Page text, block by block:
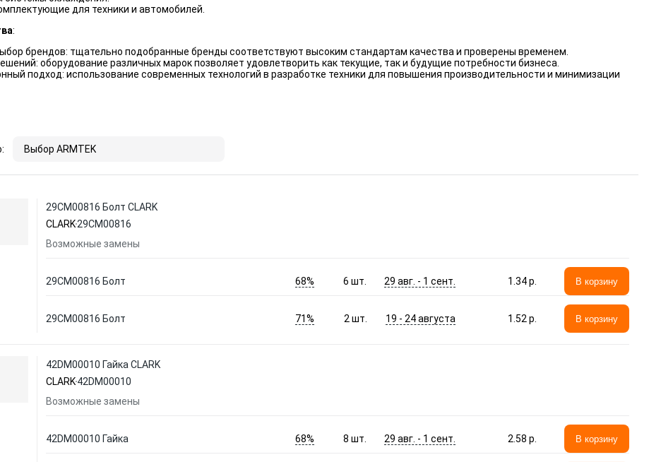
для техники и автомобилей.
:
брендов: тщательно подобранные бренды соответствуют высоким стандартам качества и проверены временем.
оборудование различных марок позволяет удовлетворить как текущие, так и будущие потребности бизнеса.
подход: использование современных технологий в разработке техники для повышения производительности и минимизации
Выбор ARMTEK
29CM00816 Болт CLARK
CLARK29CM00816
Возможные замены
29CM00816 Болт 68% 6 шт. 29 авг. - 1 сент. 1.34 p. В корзину
29CM00816 Болт 71% 2 шт. 19 - 24 августа 1.52 p. В корзину
42DM00010 Гайка CLARK
CLARK42DM00010
Возможные замены
42DM00010 Гайка 68% 8 шт. 29 авг. - 1 сент. 2.58 p. В корзину